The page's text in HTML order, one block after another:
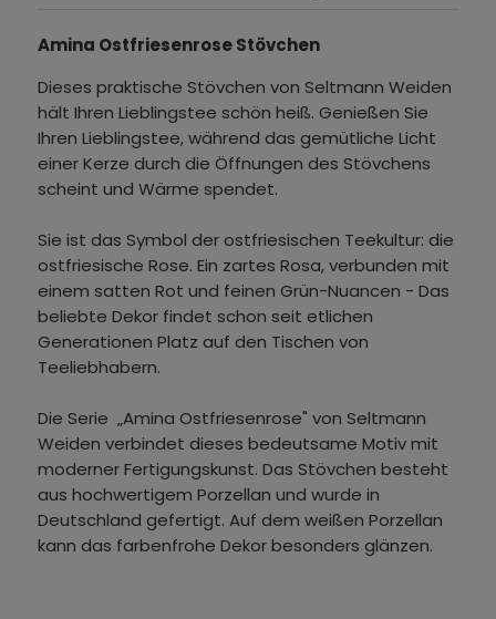
Amina Ostfriesenrose Stövchen
Dieses praktische Stövchen von Seltmann Weiden
hält Ihren Lieblingstee schön heiß. Genießen Sie
Ihren Lieblingstee, während das gemütliche Licht
einer Kerze durch die Öffnungen des Stövchens
scheint und Wärme spendet.
Sie ist das Symbol der ostfriesischen Teekultur: die
ostfriesische Rose. Ein zartes Rosa, verbunden mit
einem satten Rot und feinen Grün-Nuancen - Das
beliebte Dekor findet schon seit etlichen
Generationen Platz auf den Tischen von
Teeliebhabern.
Die Serie „Amina Ostfriesenrose" von Seltmann
Weiden verbindet dieses bedeutsame Motiv mit
moderner Fertigungskunst. Das Stövchen besteht
aus hochwertigem Porzellan und wurde in
Deutschland gefertigt. Auf dem weißen Porzellan
kann das farbenfrohe Dekor besonders glänzen.